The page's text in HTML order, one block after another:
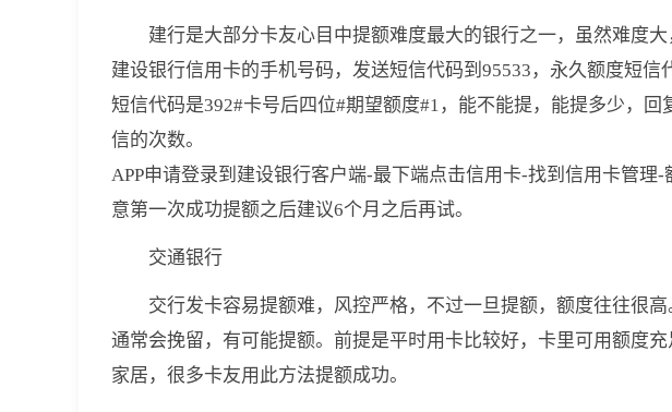
建行是大部分卡友心目中提额难度最大的银行之一，虽然难度
建设银行信用卡的手机号码，发送短信代码到95533，永久额度短信
短信代码是392#卡号后四位#期望额度#1，能不能提，能提多少，
信的次数。
APP申请登录到建设银行客户端-最下端点击信用卡-找到信用卡管理
意第一次成功提额之后建议6个月之后再试。
交通银行
交行发卡容易提额难，风控严格，不过一旦提额，额度往往很
通常会挽留，有可能提额。前提是平时用卡比较好，卡里可用额度
家居，很多卡友用此方法提额成功。